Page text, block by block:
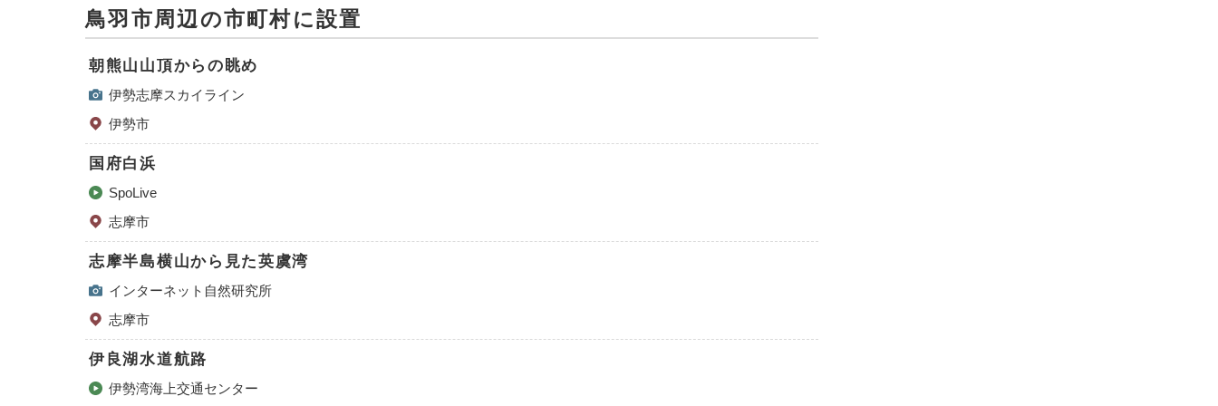
鳥羽市周辺の市町村に設置
朝熊山山頂からの眺め
伊勢志摩スカイライン
伊勢市
国府白浜
SpoLive
志摩市
志摩半島横山から見た英虞湾
インターネット自然研究所
志摩市
伊良湖水道航路
伊勢湾海上交通センター